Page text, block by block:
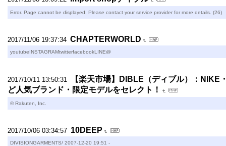
Error. Page cannot be displayed. Please contact your service provider for more details. (26)
2017/11/06 19:37:34 CHAPTERWORLD
youtubeINSTAGRAMtwitterfacebookLINE@
2017/10/11 13:50:31
【楽天市場】DIBLE（ディブル）：
ど人気ブランド・限定モデルをセレクト！
© Rakuten, Inc.
2017/10/06 03:34:57 10DEEP
DIVISIONGARMENTS/ 2007-12-20 19:51 -